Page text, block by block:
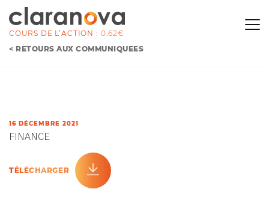
COURS DE L’ACTION : 0.62€
< RETOURS AUX COMMUNIQUÉES
16 DÉCEMBRE 2021
FINANCE
TÉLÉCHARGER